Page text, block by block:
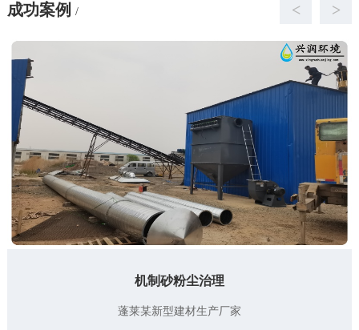
成功案例 /
机制砂粉尘治理
蓬莱某新型建材生产厂家
< >